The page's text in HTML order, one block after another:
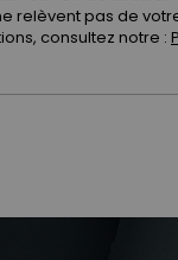
relèvent pas de
consultez notre :